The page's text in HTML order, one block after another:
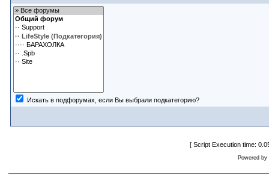
Искать в подфорумах, если Вы выбрали подкатегорию?
[ Script Execution time:
Powered by